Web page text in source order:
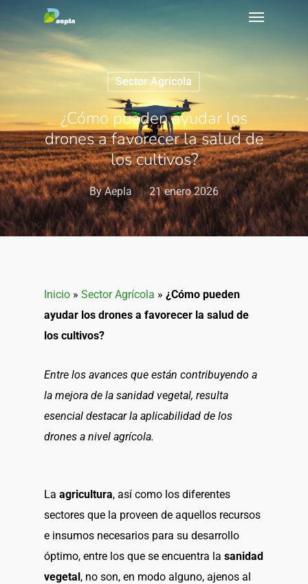
Sector Agrícola
¿Cómo pueden ayudar los
drones a favorecer la salud de
los cultivos?
ByAepla 21 enero 2026
Inicio » Sector Agrícola » ¿Cómo pueden
ayudar los drones a favorecer la salud de
los cultivos?
Entre los avances que están contribuyendo a
la mejora de la sanidad vegetal, resulta
esencial destacar la aplicabilidad de los
drones a nivel agrícola.
La agricultura, así como los diferentes
sectores que la proveen de aquellos recursos
e insumos necesarios para su desarrollo
óptimo, entre los que se encuentra la sanidad
vegetal, no son, en modo alguno, ajenos al